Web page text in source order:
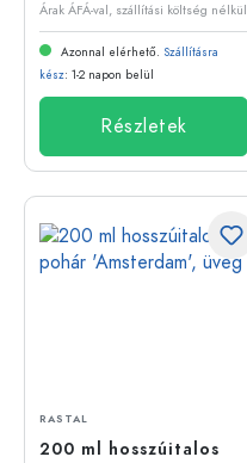
Árak ÁFÁ-val, szállítási költség nélkül
Azonnal elérhető. Szállításra
kész: 1-2 napon belül
Részletek
RASTAL
200 ml hosszúitalos